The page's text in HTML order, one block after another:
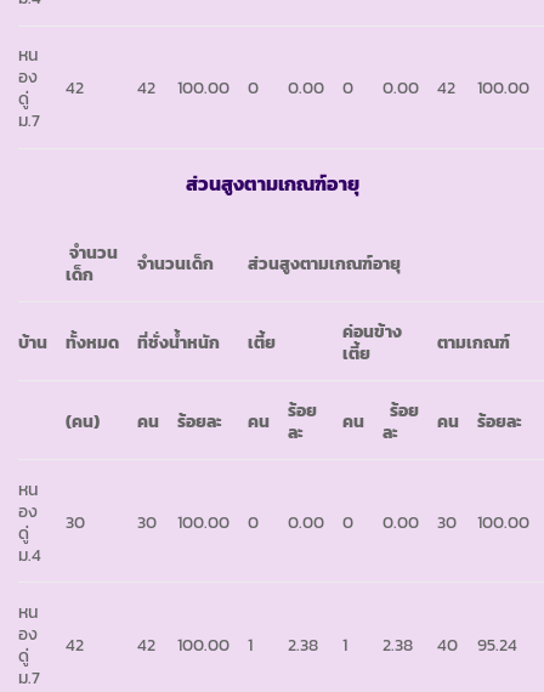
หน
อง
ดู่
ม.7
42 42 100.00 0 0.00 0 0.00 42 100.00
ส่วนสูงตามเกณฑ์อายุ
จำนวน
เด็ก
จำนวนเด็ก ส่วนสูงตามเกณฑ์อายุ
บ้าน ทั้งหมด ที่ชั่งน้ำหนัก เตี้ย
ค่อนข้าง
เตี้ย
ตามเกณฑ์
(คน) คน ร้อยละ คน
ร้อย
ละ
คน
ร้อย
ละ
คน ร้อยละ
หน
อง
ดู่
ม.4
30 30 100.00 0 0.00 0 0.00 30 100.00
หน
อง
ดู่
ม.7
42 42 100.00 1 2.38 1 2.38 40 95.24